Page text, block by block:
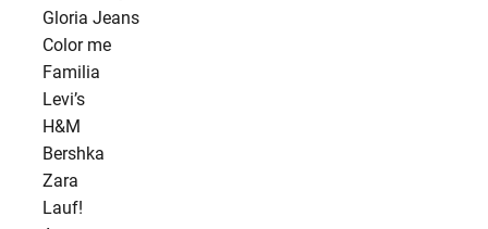
Gloria Jeans
Color me
Familia
Levi’s
H&M
Bershka
Zara
Lauf!